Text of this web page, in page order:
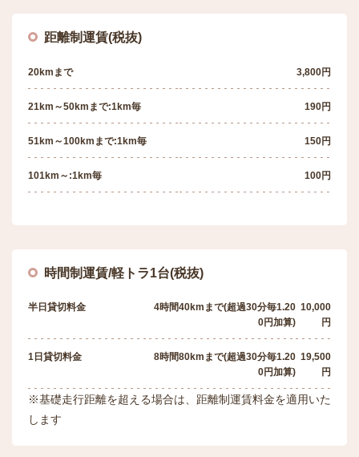
距離制運賃(税抜)
20kmまで 3,800円
21km～50kmまで:1km毎 190円
51km～100kmまで:1km毎 150円
101km～:1km毎 100円
時間制運賃/軽トラ1台(税抜)
半日貸切料金
4時間40kmまで(超過30分毎1.20
0円加算)
10,000
円
1日貸切料金
8時間80kmまで(超過30分毎1.20
0円加算)
19,500
円
※基礎走行距離を超える場合は、距離制運賃料金を適用いた
します